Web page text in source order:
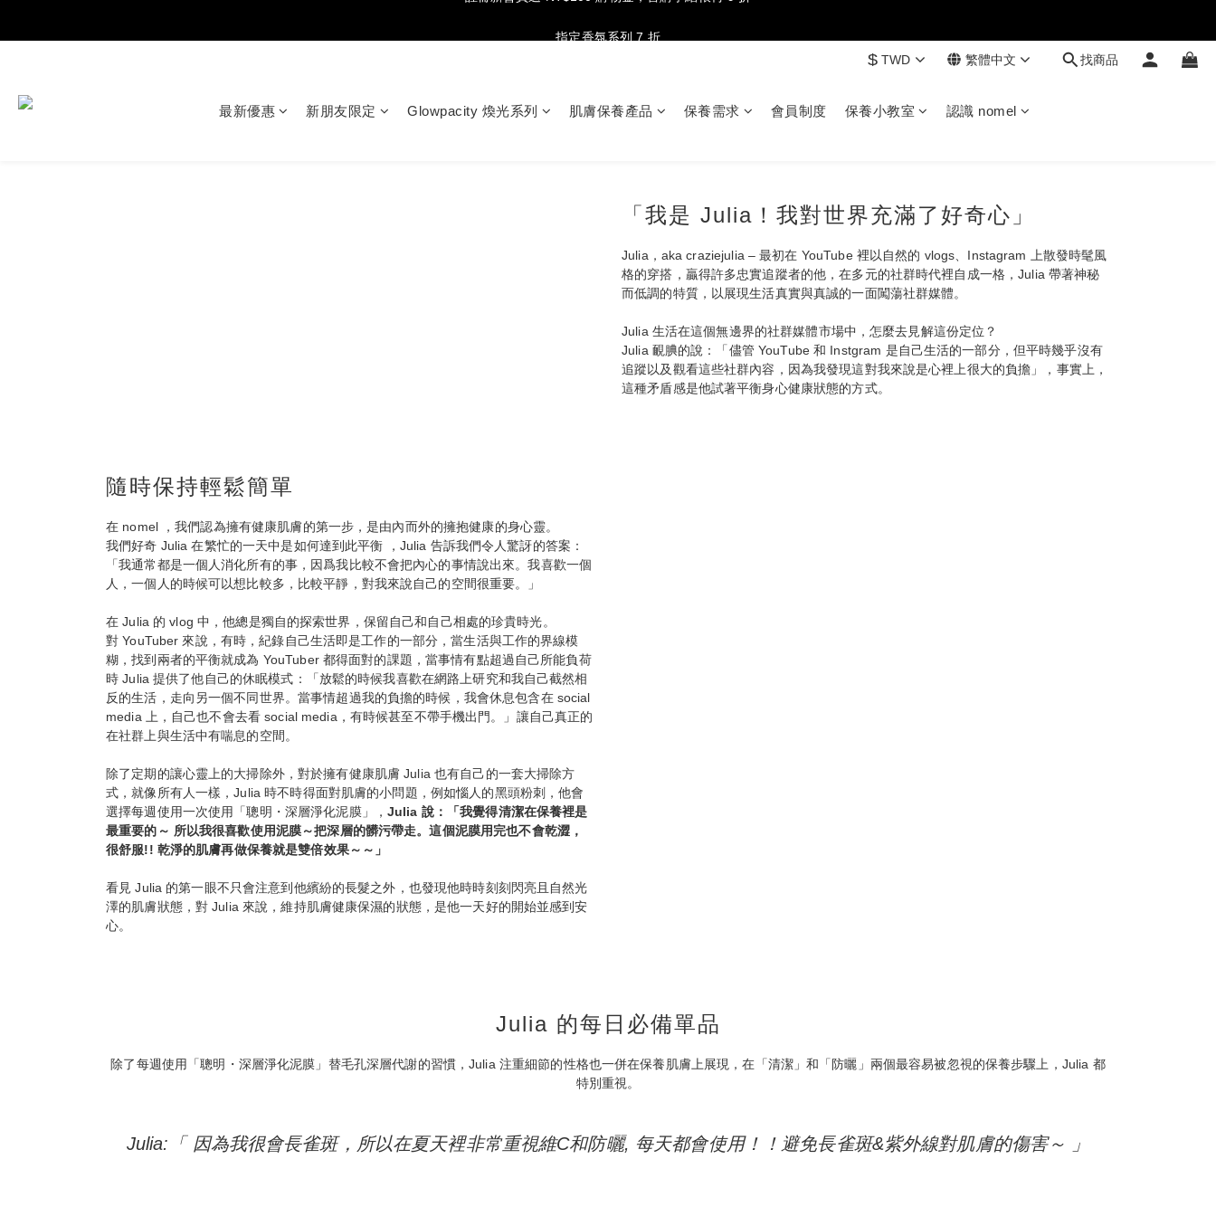
註冊新會員送 NT$100 購物金，首購享結帳再 9 折
$ TWD 繁體中文 找商品
最新優惠 新朋友限定 Glowpacity 煥光系列 肌膚保養產品 保養需求 會員制度 保養小教室 認識 nomel
「我是 Julia！我對世界充滿了好奇心」
Julia，aka craziejulia – 最初在 YouTube 裡以自然的 vlogs、Instagram 上散發時髦風
格的穿搭，贏得許多忠實追蹤者的他，在多元的社群時代裡自成一格，Julia 帶著神秘
而低調的特質，以展現生活真實與真誠的一面闖蕩社群媒體。
Julia 生活在這個無邊界的社群媒體市場中，怎麼去見解這份定位？
Julia 靦腆的說：「儘管 YouTube 和 Instgram 是自己生活的一部分，但平時幾乎沒有
追蹤以及觀看這些社群內容，因為我發現這對我來說是心裡上很大的負擔」，事實上，
這種矛盾感是他試著平衡身心健康狀態的方式。
隨時保持輕鬆簡單
在 nomel ，我們認為擁有健康肌膚的第一步，是由內而外的擁抱健康的身心靈。
我們好奇 Julia 在繁忙的一天中是如何達到此平衡 ，Julia 告訴我們令人驚訝的答案：
「我通常都是一個人消化所有的事，因爲我比較不會把內心的事情說出來。我喜歡一個
人，一個人的時候可以想比較多，比較平靜，對我來說自己的空間很重要。」
在 Julia 的 vlog 中，他總是獨自的探索世界，保留自己和自己相處的珍貴時光。
對 YouTuber 來說，有時，紀錄自己生活即是工作的一部分，當生活與工作的界線模
糊，找到兩者的平衡就成為 YouTuber 都得面對的課題，當事情有點超過自己所能負荷
時 Julia 提供了他自己的休眠模式：「放鬆的時候我喜歡在網路上研究和我自己截然相
反的生活，走向另一個不同世界。當事情超過我的負擔的時候，我會休息包含在 social
media 上，自己也不會去看 social media，有時候甚至不帶手機出門。」讓自己真正的
在社群上與生活中有喘息的空間。
除了定期的讓心靈上的大掃除外，對於擁有健康肌膚 Julia 也有自己的一套大掃除方
式，就像所有人一樣，Julia 時不時得面對肌膚的小問題，例如惱人的黑頭粉刺，他會
選擇每週使用一次使用「聰明・深層淨化泥膜」， Julia 說：「我覺得清潔在保養裡是
最重要的～ 所以我很喜歡使用泥膜～把深層的髒污帶走。這個泥膜用完也不會乾澀，
很舒服!! 乾淨的肌膚再做保養就是雙倍效果～～」
看見 Julia 的第一眼不只會注意到他繽紛的長髮之外，也發現他時時刻刻閃亮且自然光
澤的肌膚狀態，對 Julia 來說，維持肌膚健康保濕的狀態，是他一天好的開始並感到安
心。
Julia 的每日必備單品
除了每週使用「聰明・深層淨化泥膜」替毛孔深層代謝的習慣，Julia 注重細節的性格也一併在保養肌膚上展現，在「清潔」和「防曬」兩個最容易被忽視的保養步驟上，Julia 都
特別重視。
Julia:「 因為我很會長雀斑，所以在夏天裡非常重視維C和防曬, 每天都會使用！！避免長雀斑&紫外線對肌膚的傷害～ 」